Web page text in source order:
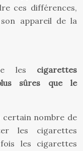
ces différences,
appareil de la
les cigarettes
sûres que le
certain nombre de
les cigarettes
les cigarettes